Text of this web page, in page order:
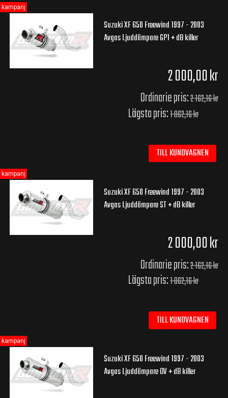
Suzuki XF 650 Freewind 1997 - 2003
Avgas Ljuddämpare GP1 + dB killer
2 000,00 kr
Ordinarie pris:2 162,16 kr
Lägsta pris:1 862,16 kr
TILL KUNDVAGNEN
kampanj
Suzuki XF 650 Freewind 1997 - 2003
Avgas Ljuddämpare ST + dB killer
2 000,00 kr
Ordinarie pris:2 162,16 kr
Lägsta pris:1 862,16 kr
TILL KUNDVAGNEN
kampanj
Suzuki XF 650 Freewind 1997 - 2003
Avgas Ljuddämpare OV + dB killer
kampanj